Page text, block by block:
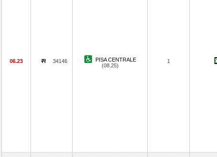
06.23 34146
PISA CENTRALE
(08.25)
1